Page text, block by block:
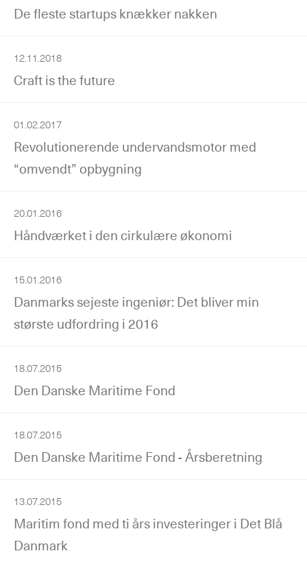
De fleste startups knækker nakken
12.11.2018
Craft is the future
01.02.2017
Revolutionerende undervandsmotor med
“omvendt” opbygning
20.01.2016
Håndværket i den cirkulære økonomi
15.01.2016
Danmarks sejeste ingeniør: Det bliver min
største udfordring i 2016
18.07.2015
Den Danske Maritime Fond
18.07.2015
Den Danske Maritime Fond - Årsberetning
13.07.2015
Maritim fond med ti års investeringer i Det Blå
Danmark